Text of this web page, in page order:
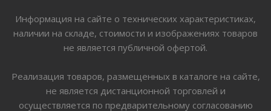
Информация на сайте о технических характеристиках,
наличии на складе, стоимости и изображениях товаров
не является публичной офертой.
Реализация товаров, размещенных в каталоге на сайте,
не является дистанционной торговлей и
осуществляется по предварительному согласованию